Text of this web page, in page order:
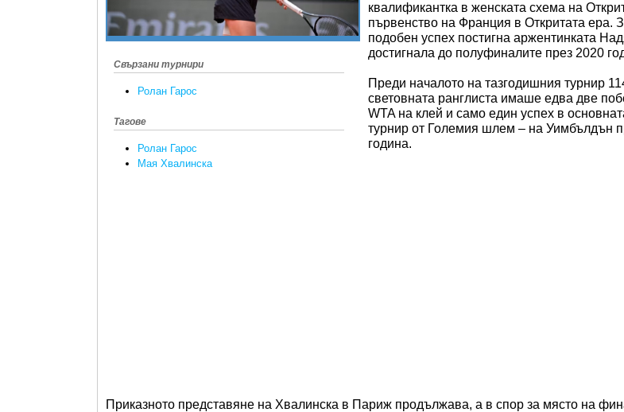
Свързани турнири
Ролан Гарос
Тагове
Ролан Гарос
Мая Хвалинска
квалификантка в женската схема на
първенство на Франция в Откритата ера.
подобен успех постигна аржентинката
достигнала до полуфиналите през 2020
Преди началото на тазгодишния турнир
световната ранглиста имаше едва две
WTA на клей и само един успех в
турнир от Големия шлем – на Уимбълдън
година.
Приказното представяне на Хвалинска в Париж продължава, а в спор за място на